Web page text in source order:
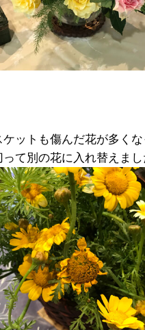
ケットも傷んだ花が多く
て別の花に入れ替えまし